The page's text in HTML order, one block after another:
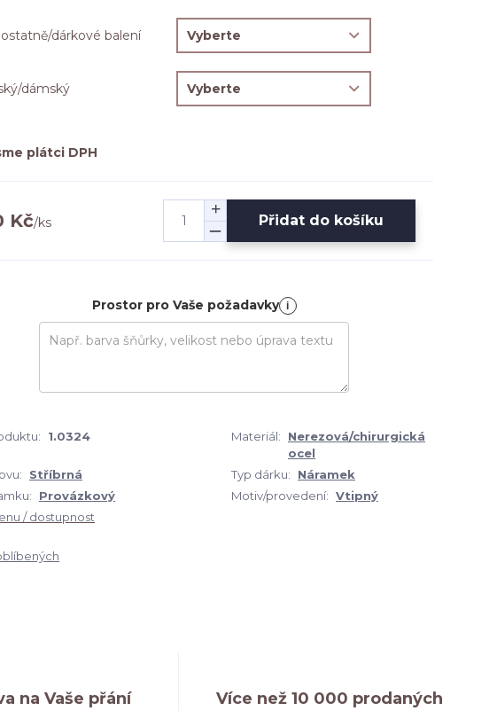
dárkové balení
dámský
plátci DPH
Kč/ks Přidat do košíku
Prostor pro Vaše požadavky i
1.0324 Materiál:
Nerezová/chirurgická
ocel
Stříbrná Typ dárku:
Náramek
Provázkový Motiv/provedení: Vtipný
/ dostupnost
na Vaše přání
Více než 10 000 prodaných